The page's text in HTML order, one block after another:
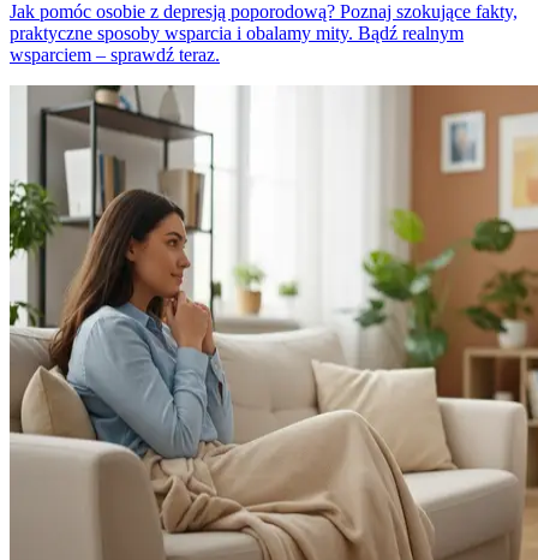
Jak pomóc osobie z depresją poporodową? Poznaj szokujące fakty,
praktyczne sposoby wsparcia i obalamy mity. Bądź realnym
wsparciem – sprawdź teraz.